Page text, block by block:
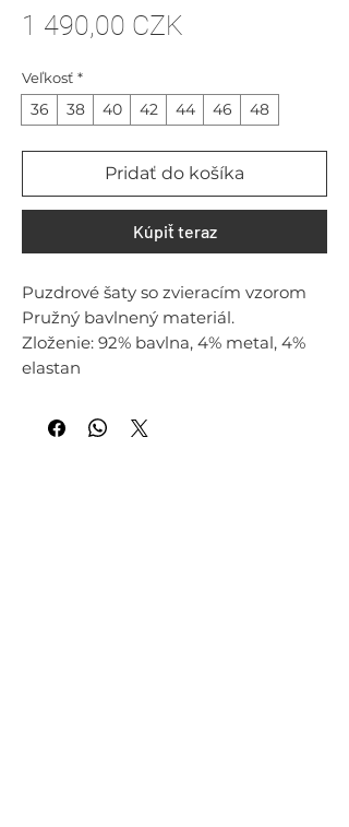
1 490,00 CZK
Veľkosť *
36 38 40 42 44 46 48
Pridať do košíka
Kúpiť teraz
Puzdrové šaty so zvieracím vzorom
Pružný bavlnený materiál.
Zloženie: 92% bavlna, 4% metal, 4%
elastan